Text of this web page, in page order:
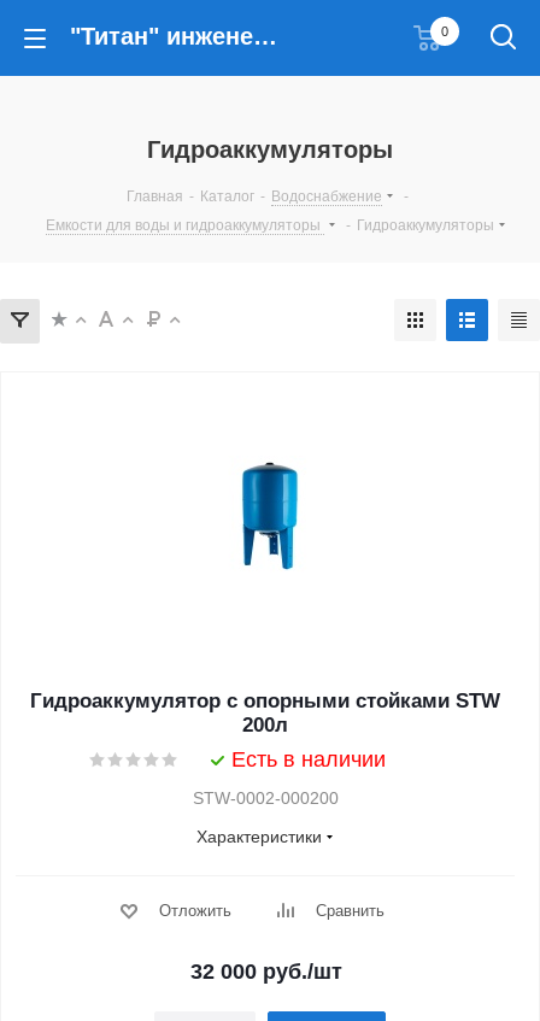
"Титан" инженерные решения 0
Гидроаккумуляторы
Главная - Каталог - Водоснабжение
-
Емкости для воды и гидроаккумуляторы
- Гидроаккумуляторы
Гидроаккумулятор с опорными стойками STW
200л
Есть в наличии
STW-0002-000200
Характеристики
Отложить Сравнить
32 000руб./шт